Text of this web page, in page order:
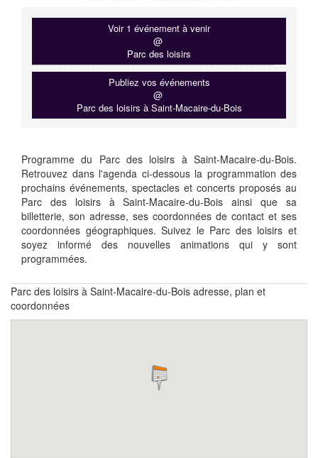
Voir 1 événement à venir
@
Parc des loisirs
Publiez vos événements
@
Parc des loisirs à Saint-Macaire-du-Bois
Programme du Parc des loisirs à Saint-Macaire-du-Bois.
Retrouvez dans l'agenda ci-dessous la programmation des
prochains événements, spectacles et concerts proposés au
Parc des loisirs à Saint-Macaire-du-Bois ainsi que sa
billetterie, son adresse, ses coordonnées de contact et ses
coordonnées géographiques. Suivez le Parc des loisirs et
soyez informé des nouvelles animations qui y sont
programmées.
Parc des loisirs à Saint-Macaire-du-Bois adresse, plan et
coordonnées